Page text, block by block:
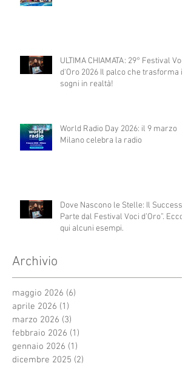
ULTIMA CHIAMATA: 29° Festival Voci
d'Oro 2026 Il palco che trasforma i
sogni in realtà!
World Radio Day 2026: il 9 marzo
Milano celebra la radio
Dove Nascono le Stelle: Il Successo
Parte dal Festival Voci d’Oro”. Ecco
qui alcuni esempi.
Archivio
maggio 2026 (6)
aprile 2026 (1)
marzo 2026 (3)
febbraio 2026 (1)
gennaio 2026 (1)
dicembre 2025 (2)